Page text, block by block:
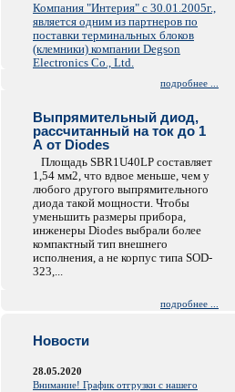
Компания "Интерия" с 30.01.2005г.,
является одним из партнеров по
поставки терминальных блоков
(клемники) компании Degson
Electronics Co., Ltd.
подробнее ...
Выпрямительный диод,
рассчитанный на ток до 1
А от Diodes
Площадь SBR1U40LP составляет
1,54 мм2, что вдвое меньше, чем у
любого другого выпрямительного
диода такой мощности. Чтобы
уменьшить размеры прибора,
инженеры Diodes выбрали более
компактный тип внешнего
исполнения, а не корпус типа SOD-
323,...
подробнее ...
Новости
28.05.2020
Внимание! График отгрузки с нашего